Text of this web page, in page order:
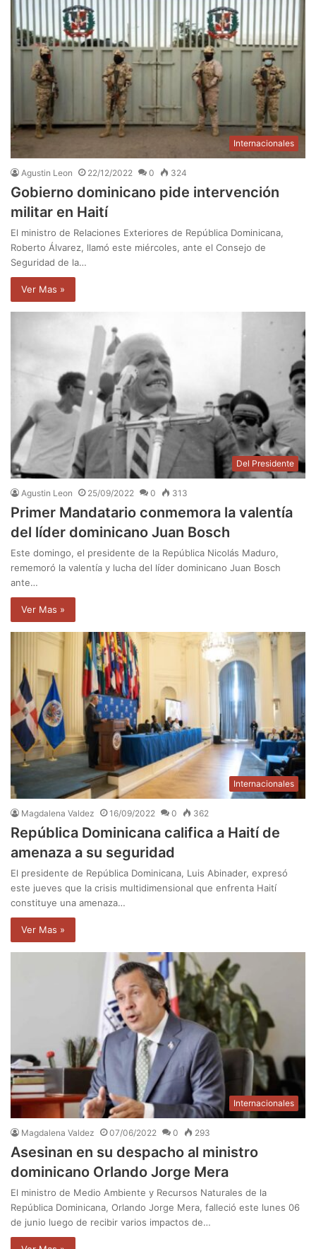
Internacionales
Agustin Leon 22/12/2022 0 324
Gobierno dominicano pide intervención
militar en Haití
El ministro de Relaciones Exteriores de República Dominicana,
Roberto Álvarez, llamó este miércoles, ante el Consejo de
Seguridad de la…
Ver Mas »
Del Presidente
Agustin Leon 25/09/2022 0 313
Primer Mandatario conmemora la valentía
del líder dominicano Juan Bosch
Este domingo, el presidente de la República Nicolás Maduro,
rememoró la valentía y lucha del líder dominicano Juan Bosch
ante…
Ver Mas »
Internacionales
Magdalena Valdez 16/09/2022 0 362
República Dominicana califica a Haití de
amenaza a su seguridad
El presidente de República Dominicana, Luis Abinader, expresó
este jueves que la crisis multidimensional que enfrenta Haití
constituye una amenaza…
Ver Mas »
Internacionales
Magdalena Valdez 07/06/2022 0 293
Asesinan en su despacho al ministro
dominicano Orlando Jorge Mera
El ministro de Medio Ambiente y Recursos Naturales de la
República Dominicana, Orlando Jorge Mera, falleció este lunes 06
de junio luego de recibir varios impactos de…